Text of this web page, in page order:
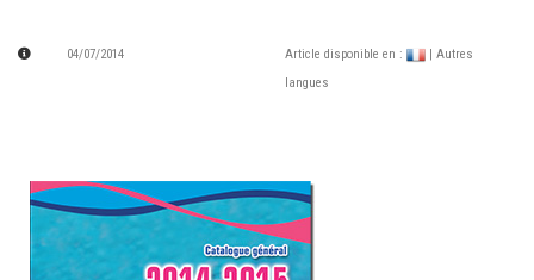
04/07/2014 Article disponible en :
| Autres
langues